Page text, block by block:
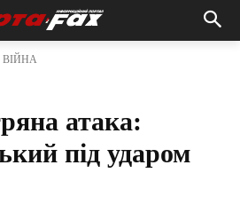
ВІЙНА
атака:
під ударом